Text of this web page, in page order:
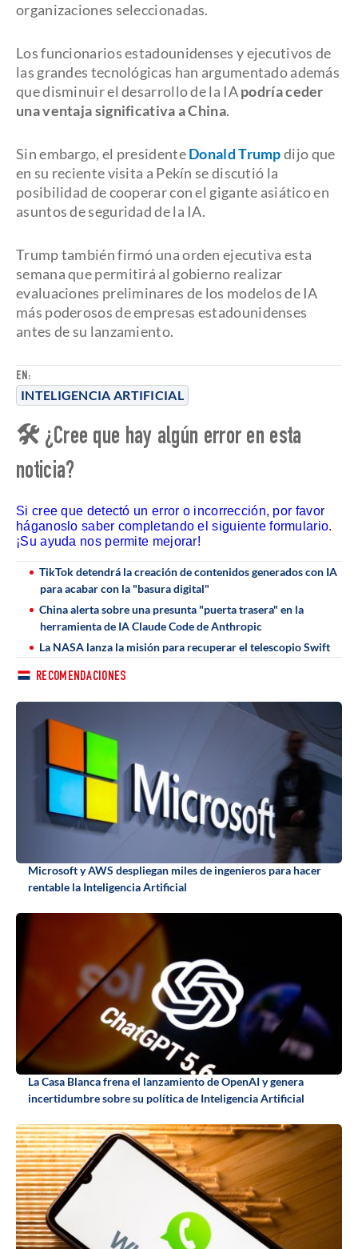
EN:
INTELIGENCIA ARTIFICIAL
organizaciones seleccionadas.
Los funcionarios estadounidenses y ejecutivos de
las grandes tecnológicas han argumentado además
que disminuir el desarrollo de la IApodría ceder
una ventaja significativa a China.
Sin embargo, el presidenteDonald Trumpdijo que
en su reciente visita a Pekín se discutió la
posibilidad de cooperar con el gigante asiático en
asuntos de seguridad de la IA.
Trump también firmó una orden ejecutiva esta
semana que permitirá al gobierno realizar
evaluaciones preliminares de los modelos de IA
más poderosos de empresas estadounidenses
antes de su lanzamiento.
🛠 ¿Cree que hay algún error en esta
noticia?
Si cree que detectó un error o incorrección, por favor
háganoslo saber completando el siguiente formulario.
¡Su ayuda nos permite mejorar!
TikTok detendrá la creación de contenidos generados con IA
para acabar con la "basura digital"
China alerta sobre una presunta "puerta trasera" en la
herramienta de IA Claude Code de Anthropic
La NASA lanza la misión para recuperar el telescopio Swift
RECOMENDACIONES
Microsoft y AWS despliegan miles de ingenieros para hacer
rentable la Inteligencia Artificial
La Casa Blanca frena el lanzamiento de OpenAI y genera
incertidumbre sobre su política de Inteligencia Artificial